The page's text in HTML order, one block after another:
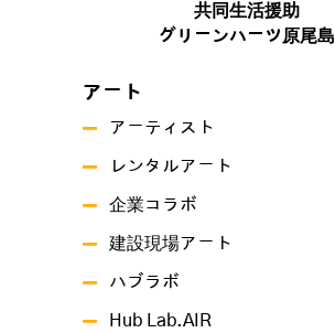
共同生活援助
グリーンハーツ原尾島
アート
アーティスト
レンタルアート
企業コラボ
建設現場アート
ハブラボ
Hub Lab.AIR